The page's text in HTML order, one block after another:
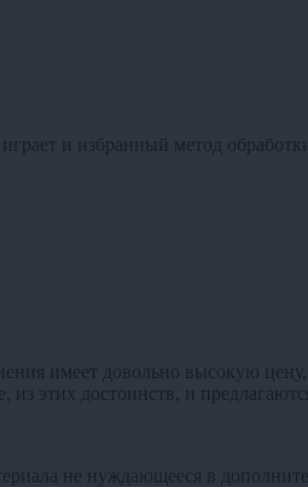
и избранный метод
имеет довольно высокую цену,
этих достоинств, и
не нуждающееся в